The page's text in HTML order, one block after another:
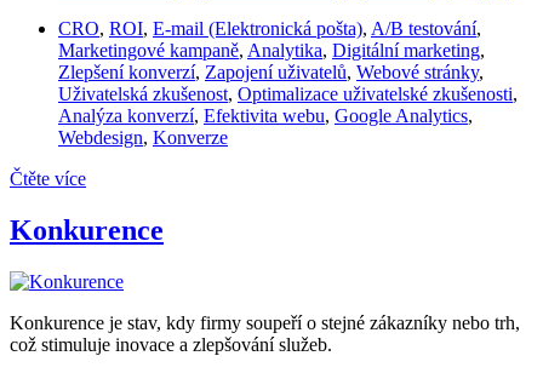
CRO, ROI, E-mail (Elektronická pošta), A/B testování,
Marketingové kampaně, Analytika, Digitální marketing,
Zlepšení konverzí, Zapojení uživatelů, Webové stránky,
Uživatelská zkušenost, Optimalizace uživatelské zkušenosti,
Analýza konverzí, Efektivita webu, Google Analytics,
Webdesign, Konverze
Čtěte více
Konkurence
Konkurence je stav, kdy firmy soupeří o stejné zákazníky nebo trh,
což stimuluje inovace a zlepšování služeb.